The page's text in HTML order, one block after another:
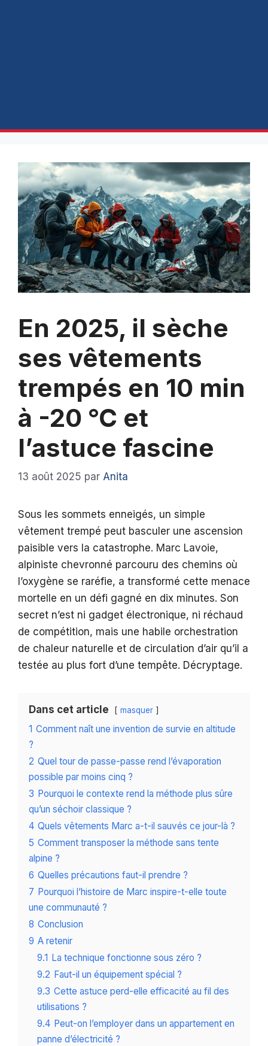
En 2025, il sèche
ses vêtements
trempés en 10 min
à -20 °C et
l’astuce fascine
13 août 2025 par Anita
Sous les sommets enneigés, un simple
vêtement trempé peut basculer une ascension
paisible vers la catastrophe. Marc Lavoie,
alpiniste chevronné parcouru des chemins où
l’oxygène se raréfie, a transformé cette menace
mortelle en un défi gagné en dix minutes. Son
secret n’est ni gadget électronique, ni réchaud
de compétition, mais une habile orchestration
de chaleur naturelle et de circulation d’air qu’il a
testée au plus fort d’une tempête. Décryptage.
Dans cet article masquer
1 Comment naît une invention de survie en altitude
?
2 Quel tour de passe-passe rend l’évaporation
possible par moins cinq ?
3 Pourquoi le contexte rend la méthode plus sûre
qu’un séchoir classique ?
4 Quels vêtements Marc a-t-il sauvés ce jour-là ?
5 Comment transposer la méthode sans tente
alpine ?
6 Quelles précautions faut-il prendre ?
7 Pourquoi l’histoire de Marc inspire-t-elle toute
une communauté ?
8 Conclusion
9 A retenir
9.1 La technique fonctionne sous zéro ?
9.2 Faut-il un équipement spécial ?
9.3 Cette astuce perd-elle efficacité au fil des
utilisations ?
9.4 Peut-on l’employer dans un appartement en
panne d’électricité ?